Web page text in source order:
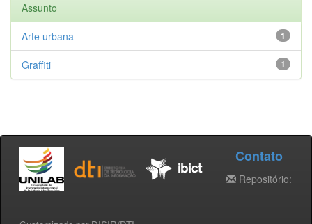
Assunto
1
Arte urbana
1
Graffiti
Contato
Repositório: